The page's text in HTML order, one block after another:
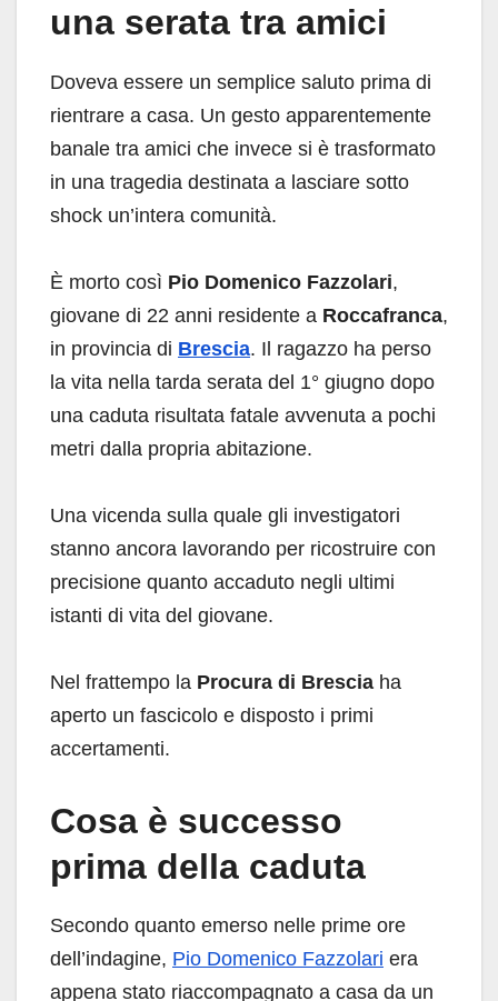
una serata tra amici
Doveva essere un semplice saluto prima di
rientrare a casa. Un gesto apparentemente
banale tra amici che invece si è trasformato
in una tragedia destinata a lasciare sotto
shock un’intera comunità.
È morto così Pio Domenico Fazzolari,
giovane di 22 anni residente a Roccafranca,
in provincia di Brescia. Il ragazzo ha perso
la vita nella tarda serata del 1° giugno dopo
una caduta risultata fatale avvenuta a pochi
metri dalla propria abitazione.
Una vicenda sulla quale gli investigatori
stanno ancora lavorando per ricostruire con
precisione quanto accaduto negli ultimi
istanti di vita del giovane.
Nel frattempo la Procura di Brescia ha
aperto un fascicolo e disposto i primi
accertamenti.
Cosa è successo
prima della caduta
Secondo quanto emerso nelle prime ore
dell’indagine, Pio Domenico Fazzolari era
appena stato riaccompagnato a casa da un